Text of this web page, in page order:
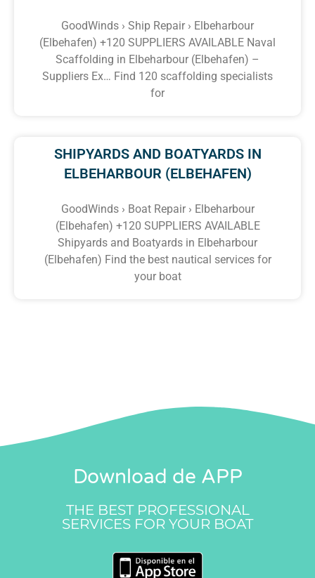
GoodWinds › Ship Repair › Elbeharbour
(Elbehafen) +120 SUPPLIERS AVAILABLE Naval
Scaffolding in Elbeharbour (Elbehafen) –
Suppliers Ex… Find 120 scaffolding specialists
for
SHIPYARDS AND BOATYARDS IN
ELBEHARBOUR (ELBEHAFEN)
GoodWinds › Boat Repair › Elbeharbour
(Elbehafen) +120 SUPPLIERS AVAILABLE
Shipyards and Boatyards in Elbeharbour
(Elbehafen) Find the best nautical services for
your boat
Download de APP
THE BEST PROFESSIONAL
SERVICES FOR YOUR BOAT